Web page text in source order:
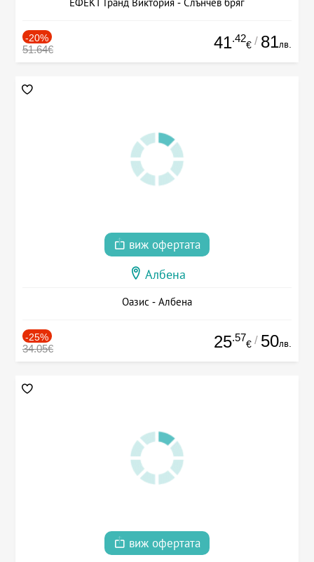
ЕФЕКТ Гранд Виктория - Слънчев бряг
-20%
51.64€ 41.42
€ / 81лв.
виж офертата
Албена
Оазис - Албена
-25%
34.05€ 25.57
€ / 50лв.
виж офертата